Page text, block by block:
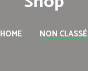
HOME NON CLASSÉ